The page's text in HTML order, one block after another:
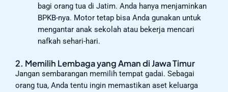
bagi orang tua di Jatim. Anda hanya menjaminkan
BPKB-nya. Motor tetap bisa Anda gunakan untuk
mengantar anak sekolah atau bekerja mencari
nafkah sehari-hari.
2. Memilih Lembaga yang Aman di Jawa Timur
Jangan sembarangan memilih tempat gadai. Sebagai
orang tua, Anda tentu ingin memastikan aset keluarga